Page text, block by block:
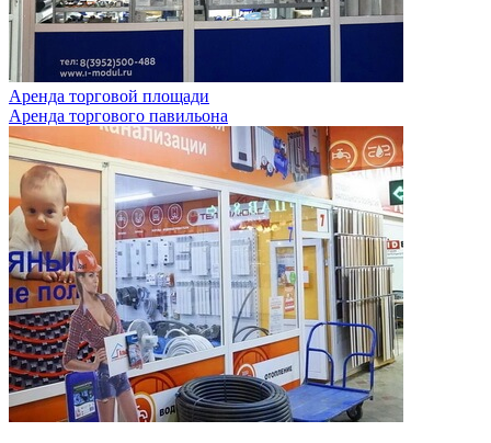
Аренда торговой площади
Аренда торгового павильона